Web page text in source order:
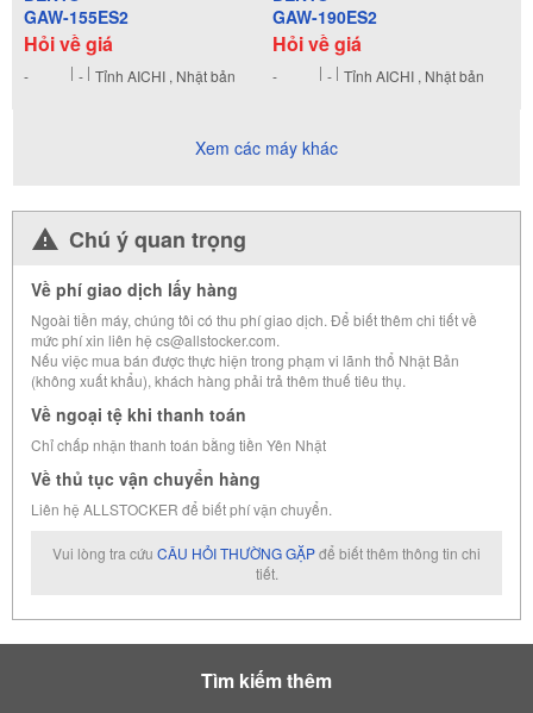
GAW-155ES2
Hỏi về giá
- - Tỉnh AICHI , Nhật bản
GAW-190ES2
Hỏi về giá
- - Tỉnh AICHI , Nhật bản
Xem các máy khác
Chú ý quan trọng
Về phí giao dịch lấy hàng
Ngoài tiền máy, chúng tôi có thu phí giao dịch. Để biết thêm chi tiết về
mức phí xin liên hệ cs@allstocker.com.
Nếu việc mua bán được thực hiện trong phạm vi lãnh thổ Nhật Bản
(không xuất khẩu), khách hàng phải trả thêm thuế tiêu thụ.
Về ngoại tệ khi thanh toán
Chỉ chấp nhận thanh toán bằng tiền Yên Nhật
Về thủ tục vận chuyển hàng
Liên hệ ALLSTOCKER để biết phí vận chuyển.
Vui lòng tra cứu CÂU HỎI THƯỜNG GẶPđể biết thêm thông tin chi
tiết.
Tìm kiếm thêm